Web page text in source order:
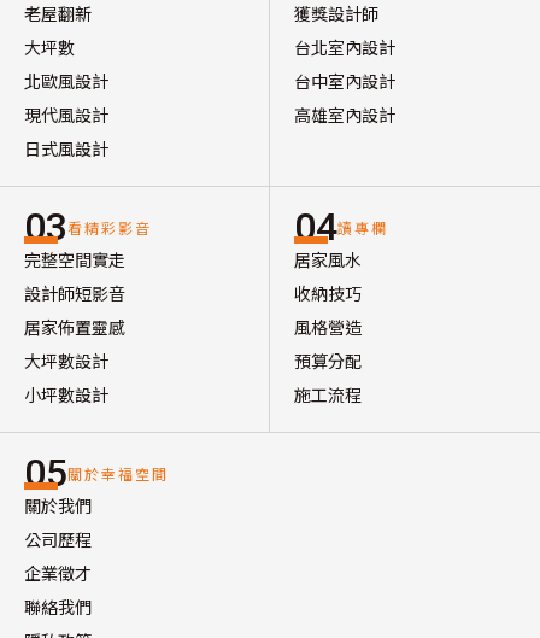
老屋翻新
大坪數
北歐風設計
現代風設計
日式風設計
獲獎設計師
台北室內設計
台中室內設計
高雄室內設計
03看精彩影音
完整空間實走
設計師短影音
居家佈置靈感
大坪數設計
小坪數設計
04讀專欄
居家風水
收納技巧
風格營造
預算分配
施工流程
05關於幸福空間
關於我們
公司歷程
企業徵才
聯絡我們